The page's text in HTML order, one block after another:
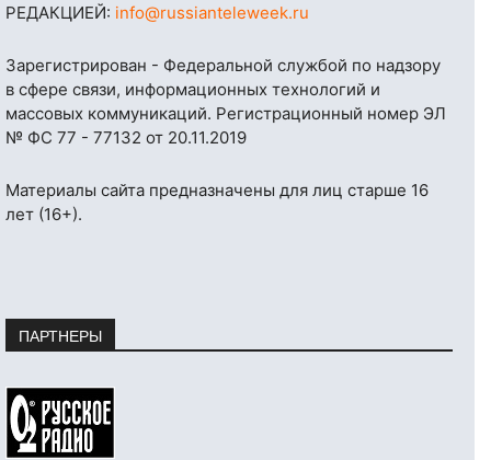
РЕДАКЦИЕЙ: info@russianteleweek.ru
Зарегистрирован - Федеральной службой по надзору
в сфере связи, информационных технологий и
массовых коммуникаций. Регистрационный номер ЭЛ
№ ФС 77 - 77132 от 20.11.2019
Материалы сайта предназначены для лиц старше 16
лет (16+).
ПАРТНЕРЫ